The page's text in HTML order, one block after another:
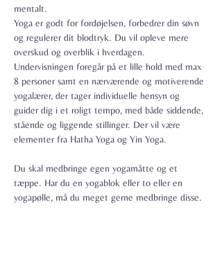
mentalt.
Yoga er godt for fordøjelsen, forbedrer din søvn
og regulerer dit blodtryk. Du vil opleve mere
overskud og overblik i hverdagen.
Undervisningen foregår på et lille hold med max
8 personer samt en nærværende og motiverende
yogalærer, der tager individuelle hensyn og
guider dig i et roligt tempo, med både siddende,
stående og liggende stillinger. Der vil være
elementer fra Hatha Yoga og Yin Yoga.
Du skal medbringe egen yogamåtte og et
tæppe. Har du en yogablok eller to eller en
yogapølle, må du meget gerne medbringe disse.